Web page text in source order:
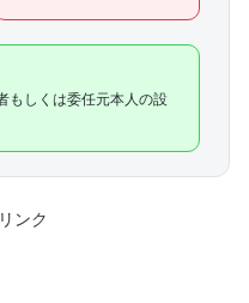
もしくは委任元本人の設
ンク